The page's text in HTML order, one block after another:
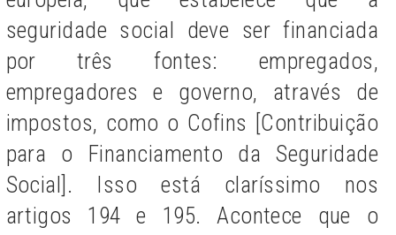
seguridade social deve ser financiada
por três fontes: empregados,
empregadores e governo, através de
impostos, como o Cofins [Contribuição
para o Financiamento da Seguridade
Social]. Isso está claríssimo nos
artigos 194 e 195. Acontece que o